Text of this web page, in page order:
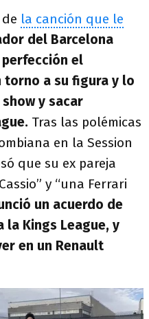
la canción que le
del Barcelona
el
torno a su figura y lo
y sacar
Tras las polémicas
en la Session
que su ex pareja
y “una Ferrari
un acuerdo de
la Kings League, y
en un Renault